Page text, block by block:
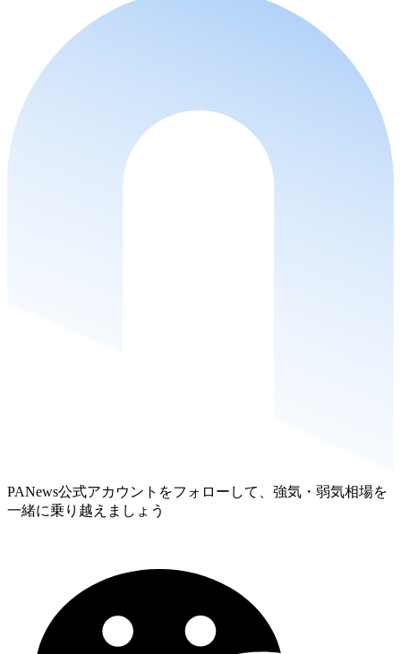
PANews公式アカウントをフォローして、強気・弱気相場を
一緒に乗り越えましょう